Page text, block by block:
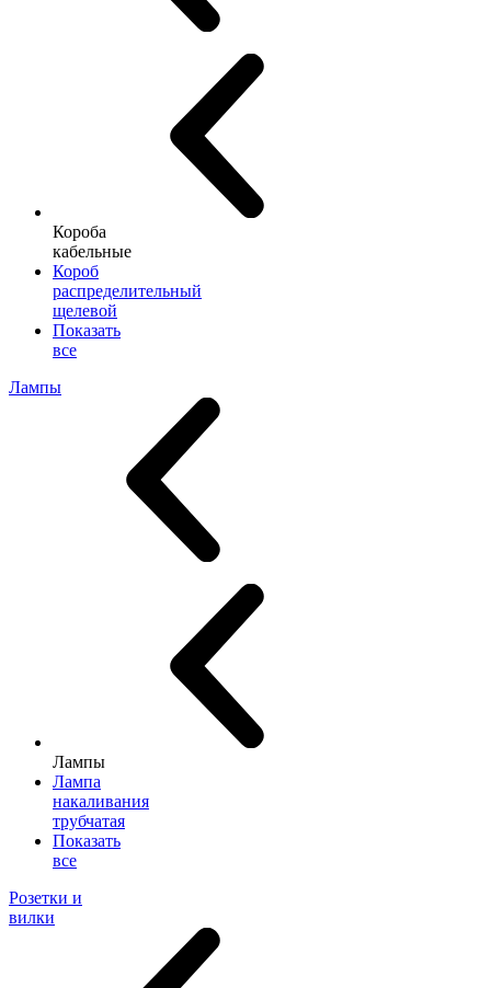
Короба
кабельные
Короб
распределительный
щелевой
Показать
все
Лампы
Лампы
Лампа
накаливания
трубчатая
Показать
все
Розетки и
вилки